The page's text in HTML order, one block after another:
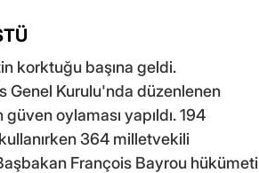
korktuğu başına geldi.
Genel Kurulu'nda düzenlenen
oylaması yapıldı. 194
364 milletvekili
François Bayrou hükümeti